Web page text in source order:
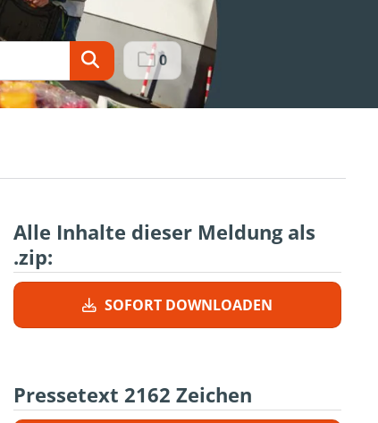
0
Alle Inhalte dieser Meldung als
.zip:
SOFORT DOWNLOADEN
Pressetext2162 Zeichen